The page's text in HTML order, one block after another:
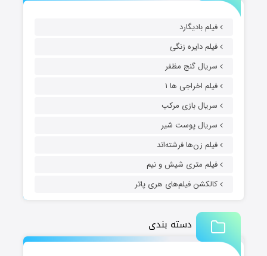
فیلم بادیگارد
فیلم دایره زنگی
سریال گنج مظفر
فیلم اخراجی ها ۱
سریال بازی مرکب
سریال پوست شیر
فیلم زن‌ها فرشته‌اند
فیلم متری شیش و نیم
کالکشن فیلم‌های هری پاتر
دسته بندی